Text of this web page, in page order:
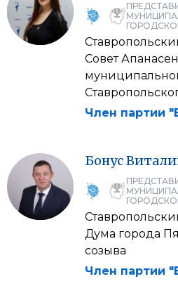
Совет
Член партии
Бонус
Дума города
созыва
Член партии